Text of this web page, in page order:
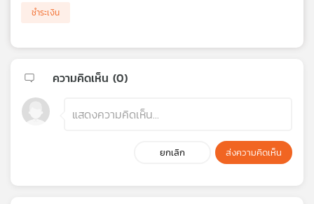
ชำระเงิน
ความคิดเห็น (0)
ยกเลิก ส่งความคิดเห็น